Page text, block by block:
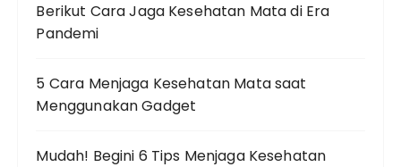
Berikut Cara Jaga Kesehatan Mata di Era
Pandemi
5 Cara Menjaga Kesehatan Mata saat
Menggunakan Gadget
Mudah! Begini 6 Tips Menjaga Kesehatan